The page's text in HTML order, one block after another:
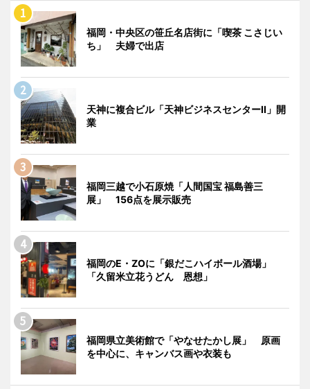
福岡・中央区の笹丘名店街に「喫茶 こさじい
ち」 夫婦で出店
天神に複合ビル「天神ビジネスセンターII」開
業
福岡三越で小石原焼「人間国宝 福島善三
展」 156点を展示販売
福岡のE・ZOに「銀だこハイボール酒場」
「久留米立花うどん 恩想」
福岡県立美術館で「やなせたかし展」 原画
を中心に、キャンバス画や衣装も